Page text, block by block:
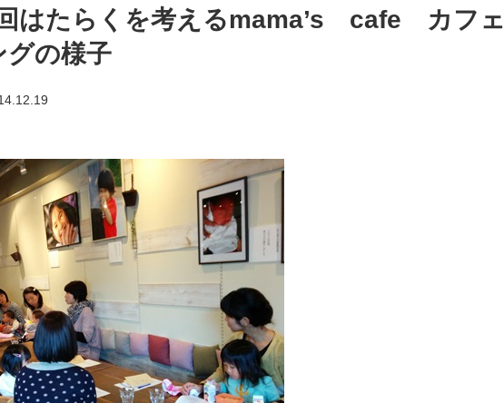
回はたらくを考えるmama’s cafe カフェ
グの様子